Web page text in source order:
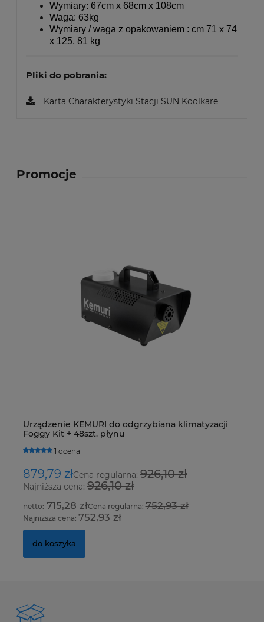
Wymiary: 67cm x 68cm x 108cm
Waga: 63kg
Wymiary / waga z opakowaniem : cm 71 x 74
x 125, 81 kg
Pliki do pobrania:
Karta Charakterystyki Stacji SUN Koolkare
Promocje
Urządzenie KEMURI do odgrzybiana klimatyzacji
Foggy Kit + 48szt. płynu
1 ocena
879,79 złCena regularna: 926,10 zł
Najniższa cena: 926,10 zł
715,28 złCena regularna:752,93 zł
Najniższa cena: 752,93 zł
do koszyka